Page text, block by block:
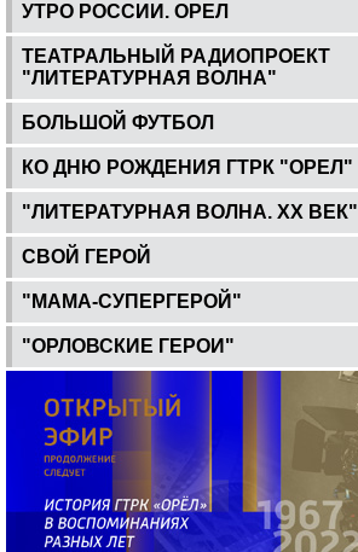
УТРО РОССИИ. ОРЕЛ
ТЕАТРАЛЬНЫЙ РАДИОПРОЕКТ
"ЛИТЕРАТУРНАЯ ВОЛНА"
БОЛЬШОЙ ФУТБОЛ
КО ДНЮ РОЖДЕНИЯ ГТРК "ОРЕЛ"
"ЛИТЕРАТУРНАЯ ВОЛНА. ХХ ВЕК"
СВОЙ ГЕРОЙ
"МАМА-СУПЕРГЕРОЙ"
"ОРЛОВСКИЕ ГЕРОИ"